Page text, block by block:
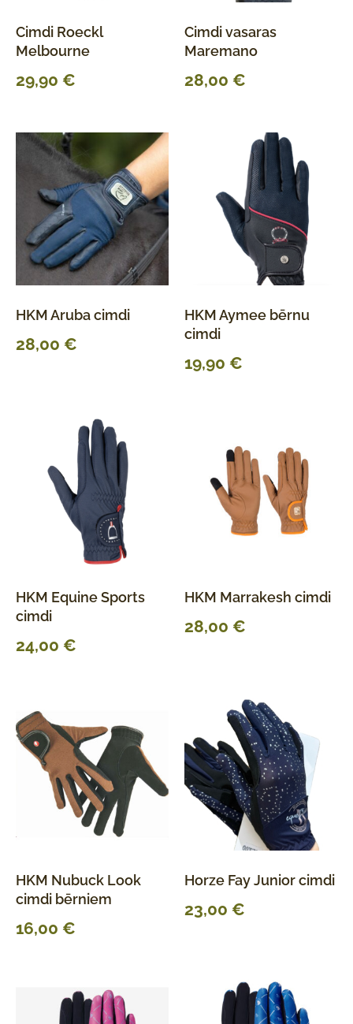
Cimdi Roeckl
Melbourne
29,90 €
Cimdi vasaras
Maremano
28,00 €
HKM Aruba cimdi
28,00 €
HKM Aymee bērnu
cimdi
19,90 €
HKM Equine Sports
cimdi
24,00 €
HKM Marrakesh cimdi
28,00 €
HKM Nubuck Look
cimdi bērniem
16,00 €
Horze Fay Junior cimdi
23,00 €